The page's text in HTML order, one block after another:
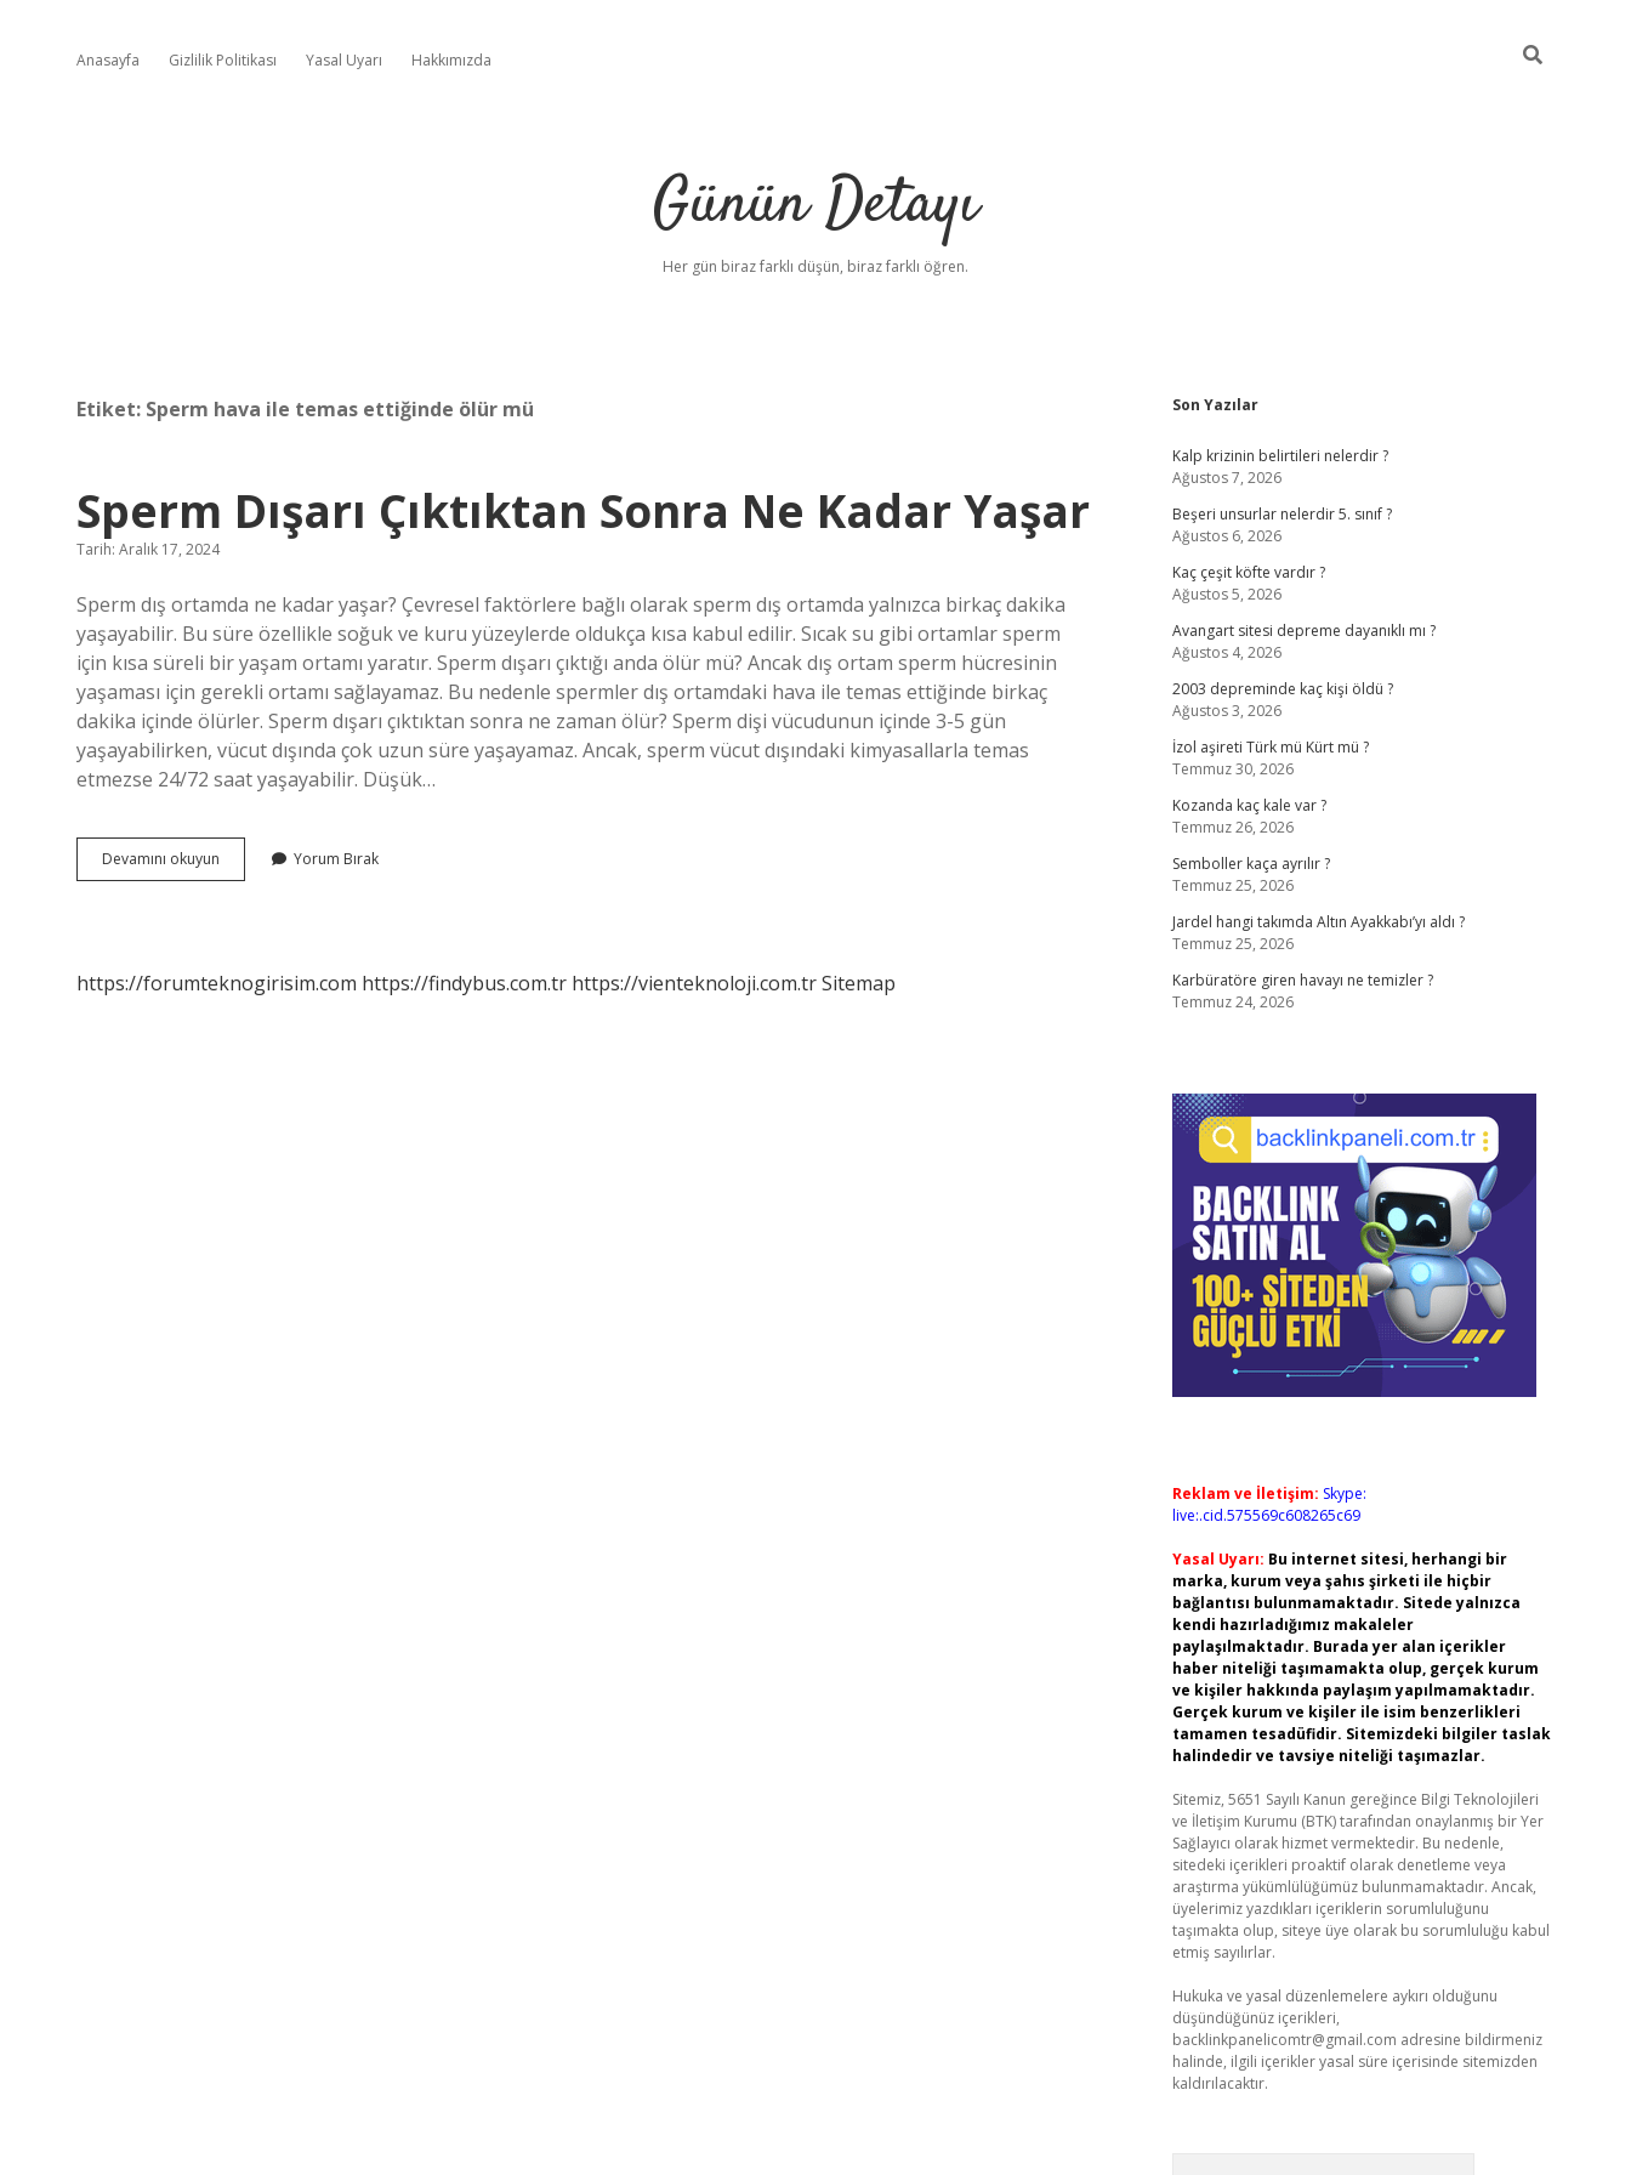
Anasayfa Gizlilik Politikası Yasal Uyarı Hakkımızda
Günün Detayı
Her gün biraz farklı düşün, biraz farklı öğren.
Etiket: Sperm hava ile temas ettiğinde ölür mü
Sperm Dışarı Çıktıktan Sonra Ne Kadar Yaşar
Tarih: Aralık 17, 2024
Sperm dış ortamda ne kadar yaşar? Çevresel faktörlere bağlı olarak sperm dış ortamda yalnızca birkaç dakika
yaşayabilir. Bu süre özellikle soğuk ve kuru yüzeylerde oldukça kısa kabul edilir. Sıcak su gibi ortamlar sperm
için kısa süreli bir yaşam ortamı yaratır. Sperm dışarı çıktığı anda ölür mü? Ancak dış ortam sperm hücresinin
yaşaması için gerekli ortamı sağlayamaz. Bu nedenle spermler dış ortamdaki hava ile temas ettiğinde birkaç
dakika içinde ölürler. Sperm dışarı çıktıktan sonra ne zaman ölür? Sperm dişi vücudunun içinde 3-5 gün
yaşayabilirken, vücut dışında çok uzun süre yaşayamaz. Ancak, sperm vücut dışındaki kimyasallarla temas
etmezse 24/72 saat yaşayabilir. Düşük…
Devamını okuyun
Dışarı
Yaşar
Yorum Bırak
https://forumteknogirisim.com https://findybus.com.tr https://vienteknoloji.com.trSitemap
Sidebar
Son Yazılar
Kalp krizinin belirtileri nelerdir ?
Ağustos 7, 2026
Beşeri unsurlar nelerdir 5. sınıf ?
Ağustos 6, 2026
Kaç çeşit köfte vardır ?
Ağustos 5, 2026
Avangart sitesi depreme dayanıklı mı ?
Ağustos 4, 2026
2003 depreminde kaç kişi öldü ?
Ağustos 3, 2026
İzol aşireti Türk mü Kürt mü ?
Temmuz 30, 2026
Kozanda kaç kale var ?
Temmuz 26, 2026
Semboller kaça ayrılır ?
Temmuz 25, 2026
Jardel hangi takımda Altın Ayakkabı’yı aldı ?
Temmuz 25, 2026
Karbüratöre giren havayı ne temizler ?
Temmuz 24, 2026
Reklam ve İletişim: Skype:
live:.cid.575569c608265c69
Yasal Uyarı: Bu internet sitesi, herhangi bir
marka, kurum veya şahıs şirketi ile hiçbir
bağlantısı bulunmamaktadır. Sitede yalnızca
kendi hazırladığımız makaleler
paylaşılmaktadır. Burada yer alan içerikler
haber niteliği taşımamakta olup, gerçek kurum
ve kişiler hakkında paylaşım yapılmamaktadır.
Gerçek kurum ve kişiler ile isim benzerlikleri
tamamen tesadüfidir. Sitemizdeki bilgiler taslak
halindedir ve tavsiye niteliği taşımazlar.
Sitemiz, 5651 Sayılı Kanun gereğince Bilgi Teknolojileri
ve İletişim Kurumu (BTK) tarafından onaylanmış bir Yer
Sağlayıcı olarak hizmet vermektedir. Bu nedenle,
sitedeki içerikleri proaktif olarak denetleme veya
araştırma yükümlülüğümüz bulunmamaktadır. Ancak,
üyelerimiz yazdıkları içeriklerin sorumluluğunu
taşımakta olup, siteye üye olarak bu sorumluluğu kabul
etmiş sayılırlar.
Hukuka ve yasal düzenlemelere aykırı olduğunu
düşündüğünüz içerikleri,
backlinkpanelicomtr@gmail.com adresine bildirmeniz
halinde, ilgili içerikler yasal süre içerisinde sitemizden
kaldırılacaktır.